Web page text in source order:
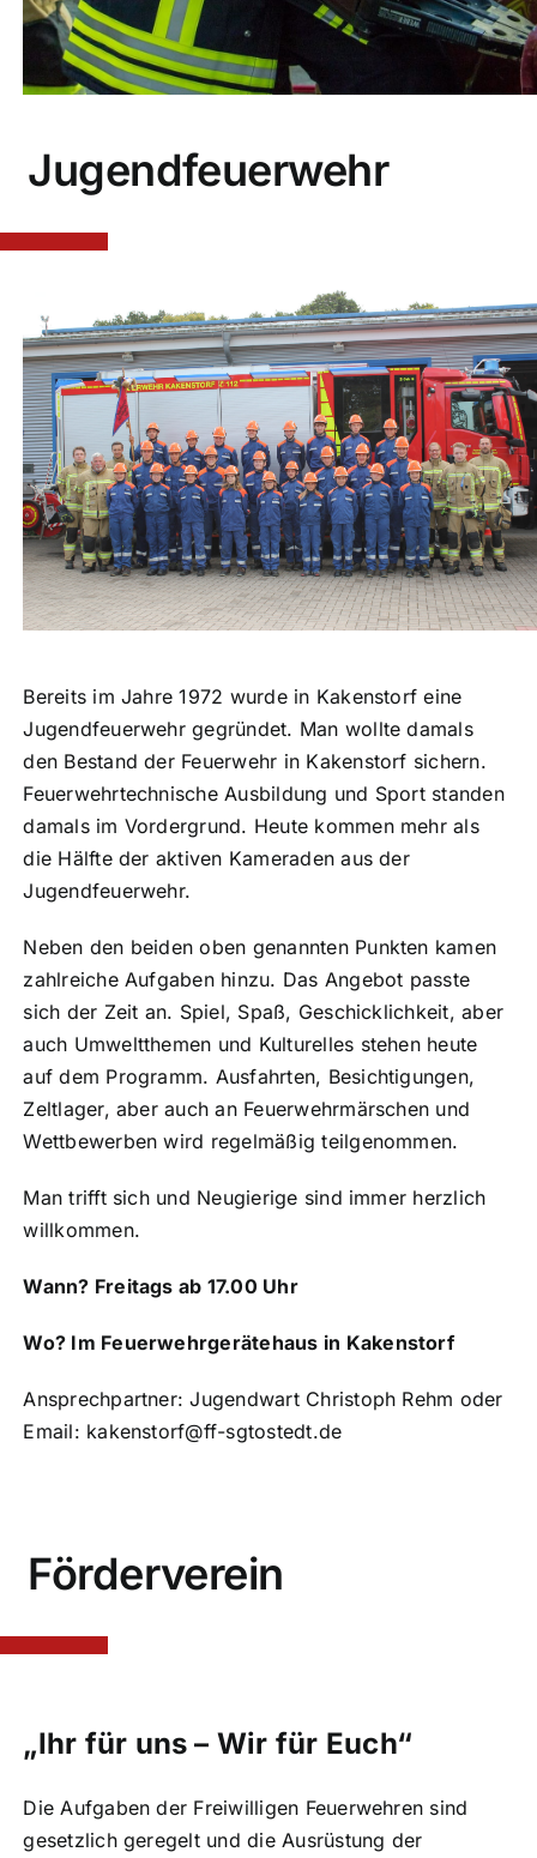
Jugendfeuerwehr
Bereits im Jahre 1972 wurde in Kakenstorf eine
Jugendfeuerwehr gegründet. Man wollte damals
den Bestand der Feuerwehr in Kakenstorf sichern.
Feuerwehrtechnische Ausbildung und Sport standen
damals im Vordergrund. Heute kommen mehr als
die Hälfte der aktiven Kameraden aus der
Jugendfeuerwehr.
Neben den beiden oben genannten Punkten kamen
zahlreiche Aufgaben hinzu. Das Angebot passte
sich der Zeit an. Spiel, Spaß, Geschicklichkeit, aber
auch Umweltthemen und Kulturelles stehen heute
auf dem Programm. Ausfahrten, Besichtigungen,
Zeltlager, aber auch an Feuerwehrmärschen und
Wettbewerben wird regelmäßig teilgenommen.
Man trifft sich und Neugierige sind immer herzlich
willkommen.
Wann? Freitags ab 17.00 Uhr
Wo? Im Feuerwehrgerätehaus in Kakenstorf
Ansprechpartner: Jugendwart Christoph Rehm oder
Email: kakenstorf@ff-sgtostedt.de
Förderverein
„Ihr für uns – Wir für Euch“
Die Aufgaben der Freiwilligen Feuerwehren sind
gesetzlich geregelt und die Ausrüstung der